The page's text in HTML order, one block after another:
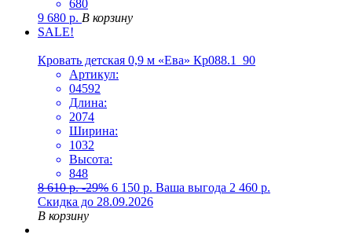
680
9 680 р. В корзину
SALE!
Кровать детская 0,9 м «Ева» Кр088.1_90
Артикул:
04592
Длина:
2074
Ширина:
1032
Высота:
848
8 610р. -29% 6 150 р. Ваша выгода 2 460 р.
Скидка до 28.09.2026
В корзину